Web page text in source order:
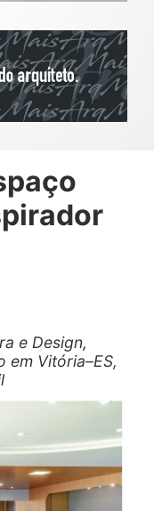
e Design,
em Vitória–ES,